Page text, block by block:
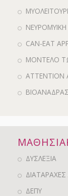
ΝΕΥΡΟΜΥΙΚΗ
CAN-EAT
ΜΟΝΤΕΛΟ
ATTENTION
ΔΥΣΛΕΞΙΑ
ΔΕΠΥ